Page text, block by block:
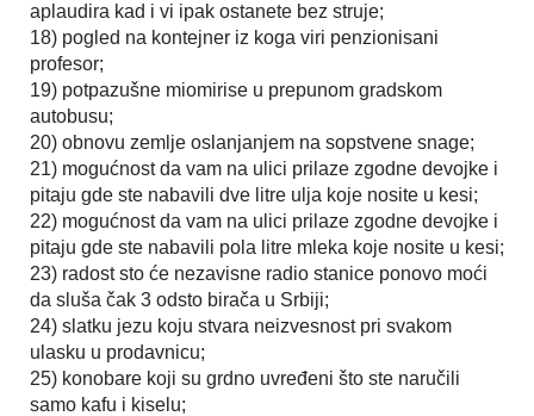
aplaudira kad i vi ipak ostanete bez struje;
18) pogled na kontejner iz koga viri penzionisani
profesor;
19) potpazušne miomirise u prepunom gradskom
autobusu;
20) obnovu zemlje oslanjanjem na sopstvene snage;
21) mogućnost da vam na ulici prilaze zgodne devojke i
pitaju gde ste nabavili dve litre ulja koje nosite u kesi;
22) mogućnost da vam na ulici prilaze zgodne devojke i
pitaju gde ste nabavili pola litre mleka koje nosite u kesi;
23) radost sto će nezavisne radio stanice ponovo moći
da sluša čak 3 odsto birača u Srbiji;
24) slatku jezu koju stvara neizvesnost pri svakom
ulasku u prodavnicu;
25) konobare koji su grdno uvređeni što ste naručili
samo kafu i kiselu;